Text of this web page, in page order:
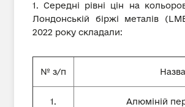
1. Середні рівні цін на
Лондонській біржі металів
2022 року складали:
№ з/п Назва
1. Алюміній